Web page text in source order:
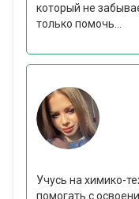
который не
только помочь...
Учусь на химико-
помогать с